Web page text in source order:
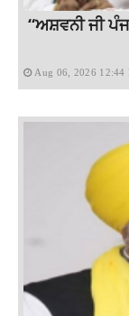
“ਅਸ਼ਵਨੀ ਜੀ
Aug 06, 2026 12:44